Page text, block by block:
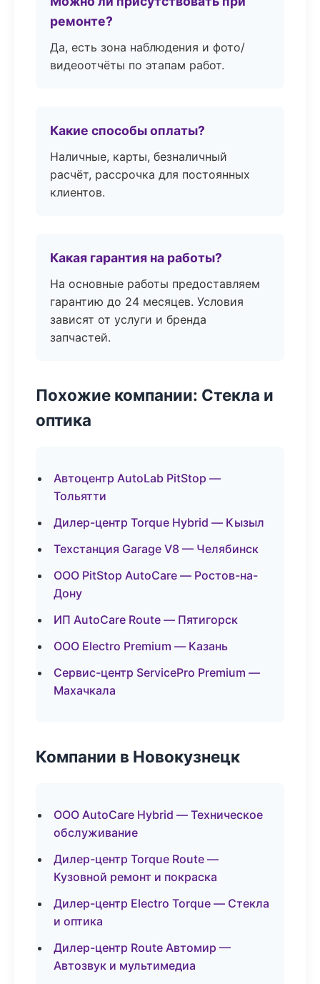
ремонте?
Да, есть зона наблюдения и фото/
видеоотчёты по этапам работ.
Какие способы оплаты?
Наличные, карты, безналичный
расчёт, рассрочка для постоянных
клиентов.
Какая гарантия на работы?
На основные работы предоставляем
гарантию до 24 месяцев. Условия
зависят от услуги и бренда
запчастей.
Похожие компании: Стекла и
оптика
Автоцентр AutoLab PitStop —
Тольятти
Дилер-центр Torque Hybrid — Кызыл
Техстанция Garage V8 — Челябинск
ООО PitStop AutoCare — Ростов-на-
Дону
ИП AutoCare Route — Пятигорск
ООО Electro Premium — Казань
Сервис-центр ServicePro Premium —
Махачкала
Компании в Новокузнецк
ООО AutoCare Hybrid — Техническое
обслуживание
Дилер-центр Torque Route —
Кузовной ремонт и покраска
Дилер-центр Electro Torque — Стекла
и оптика
Дилер-центр Route Автомир —
Автозвук и мультимедиа